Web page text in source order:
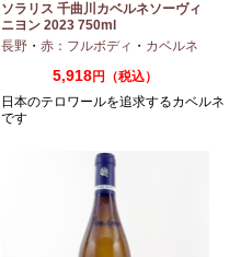
ソラリス 千曲川カベルネソーヴィ
ニヨン 2023 750ml
長野 ・ 赤：フルボディ ・ カベルネ
5,918円（税込）
日本のテロワールを追求するカベルネ
です